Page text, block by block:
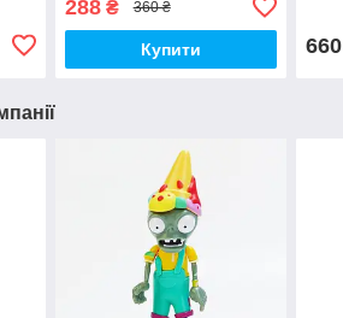
(00680)
288₴ 360 ₴
Купити 660